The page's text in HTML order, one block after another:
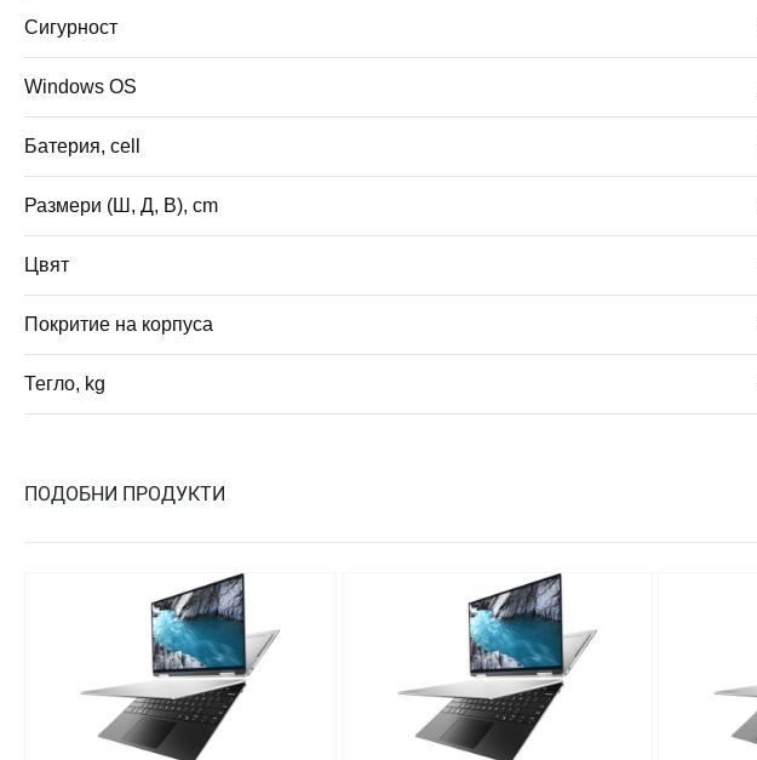
Сигурност
Windows OS
Батерия, cell
Размери (Ш, Д, В), cm
Цвят
Покритие на корпуса
Тегло, kg
ПОДОБНИ ПРОДУКТИ